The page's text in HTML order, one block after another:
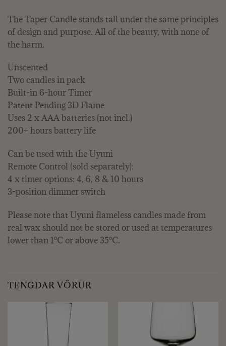
The Taper Candle stands tall under the same principles
of design and purpose. All of the beauty, with none of
the harm.
Unscented
Two candles in pack
Built-in 6-hour Timer
Patent Pending 3D Flame
Uses 2 x AAA batteries (not incl.)
200+ hours battery life
Can be used with the Uyuni
Remote Control (sold separately):
4 x timer options: 4, 6, 8 & 10 hours
3-position dimmer switch
Please note that Uyuni flameless candles made from
real wax should not be stored or used at temperatures
lower than 1°C or above 35°C.
TENGDAR VÖRUR